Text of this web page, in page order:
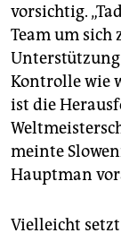
vorsichtig.
Team um sich
Kontrolle wie
ist die
meinte
Hauptman
Vielleicht